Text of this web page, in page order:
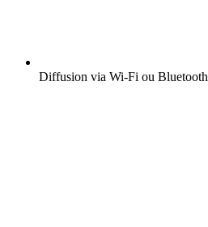
Diffusion via Wi-Fi ou Bluetooth